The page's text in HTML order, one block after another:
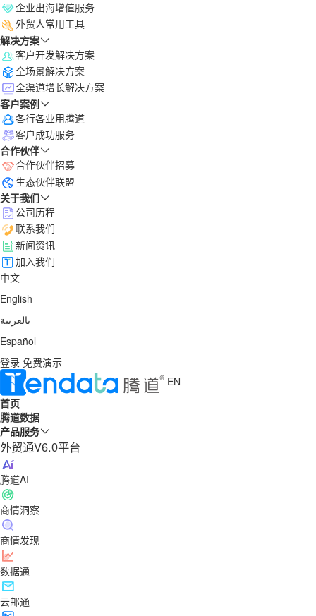
企业出海增值服务
外贸人常用工具
解决方案
客户开发解决方案
全场景解决方案
全渠道增长解决方案
客户案例
各行各业用腾道
客户成功服务
合作伙伴
合作伙伴招募
生态伙伴联盟
关于我们
公司历程
联系我们
新闻资讯
加入我们
中文
English
بالعربية
Español
登录 免费演示
EN
首页
腾道数据
产品服务
外贸通V6.0平台
腾道AI
商情洞察
商情发现
数据通
云邮通